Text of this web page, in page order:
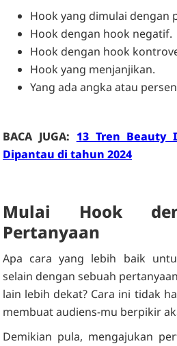
Hook yang dimulai dengan
Hook dengan hook negatif.
Hook dengan hook
Hook yang menjanjikan.
Yang ada angka atau
BACA JUGA: 13 Tren Beauty
Dipantau di tahun 2024
Mulai Hook
Pertanyaan
Apa cara yang lebih baik
selain dengan sebuah
lain lebih dekat? Cara ini tidak
membuat audiens-mu berpikir
Demikian pula, mengajukan